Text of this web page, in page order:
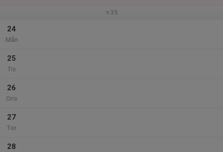
v.35
24
Mån
25
Tis
26
Ons
27
Tor
28